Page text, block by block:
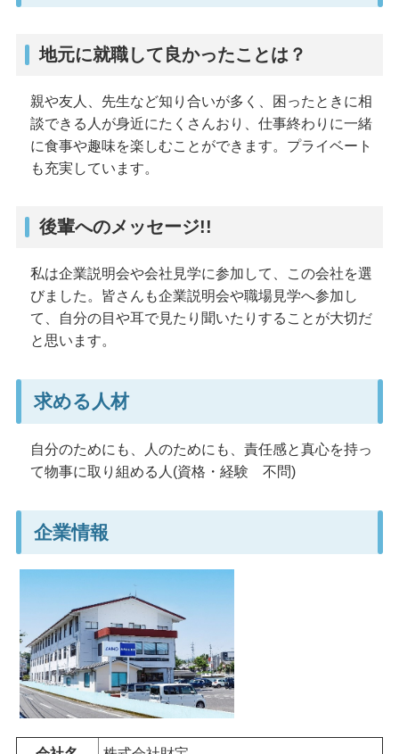
地元に就職して良かったことは？
親や友人、先生など知り合いが多く、困ったときに相
談できる人が身近にたくさんおり、仕事終わりに一緒
に食事や趣味を楽しむことができます。プライベート
も充実しています。
後輩へのメッセージ!!
私は企業説明会や会社見学に参加して、この会社を選
びました。皆さんも企業説明会や職場見学へ参加し
て、自分の目や耳で見たり聞いたりすることが大切だ
と思います。
求める人材
自分のためにも、人のためにも、責任感と真心を持っ
て物事に取り組める人(資格・経験
不問)
企業情報